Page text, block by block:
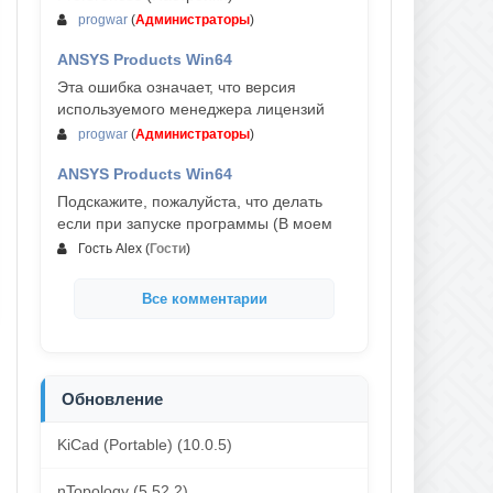
progwar (Администраторы)
ANSYS Products Win64
Эта ошибка означает, что версия
используемого менеджера лицензий
progwar (Администраторы)
ANSYS Products Win64
Подскажите, пожалуйста, что делать
если при запуске программы (В моем
Гость Alex (Гости)
Все комментарии
Обновление
KiCad (Portable) (10.0.5)